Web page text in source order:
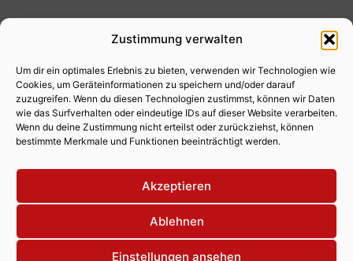
Zustimmung verwalten
Um dir ein optimales Erlebnis zu bieten, verwenden wir Technologien wie
Cookies, um Geräteinformationen zu speichern und/oder darauf
zuzugreifen. Wenn du diesen Technologien zustimmst, können wir Daten
wie das Surfverhalten oder eindeutige IDs auf dieser Website verarbeiten.
Wenn du deine Zustimmung nicht erteilst oder zurückziehst, können
bestimmte Merkmale und Funktionen beeinträchtigt werden.
Akzeptieren
Ablehnen
Einstellungen ansehen
Fotoservice
Videoservice
Werbung
Contenterstellung
Lokalnachrichten
Lokalfernsehen
Eventkalender